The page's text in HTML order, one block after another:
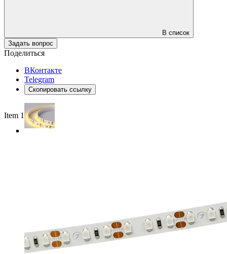
В список
Задать вопрос
Поделиться
ВКонтакте
Telegram
Скопировать ссылку
Item 1 of 4